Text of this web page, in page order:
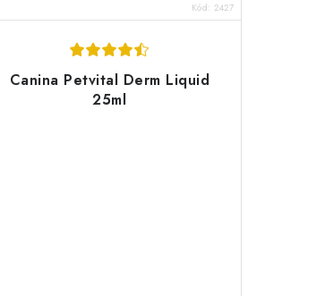
Kód: 2427
Canina Petvital Derm Liquid
25ml